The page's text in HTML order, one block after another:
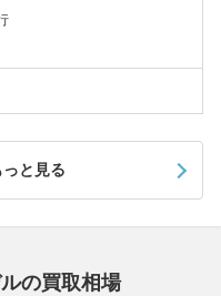
と見る
の買取相場